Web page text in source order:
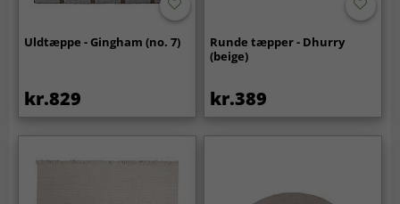
Uldtæppe - Gingham (no. 7)
kr.829
Runde tæpper - Dhurry
(beige)
kr.389